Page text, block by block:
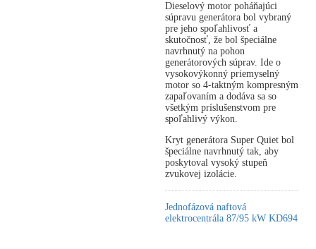
Dieselový motor poháňajúci
súpravu generátora bol vybraný
pre jeho spoľahlivosť a
skutočnosť, že bol špeciálne
navrhnutý na pohon
generátorových súprav. Ide o
vysokovýkonný priemyselný
motor so 4-taktným kompresným
zapaľovaním a dodáva sa so
všetkým príslušenstvom pre
spoľahlivý výkon.
Kryt generátora Super Quiet bol
špeciálne navrhnutý tak, aby
poskytoval vysoký stupeň
zvukovej izolácie.
Jednofázová naftová
elektrocentrála 87/95 kW KD694